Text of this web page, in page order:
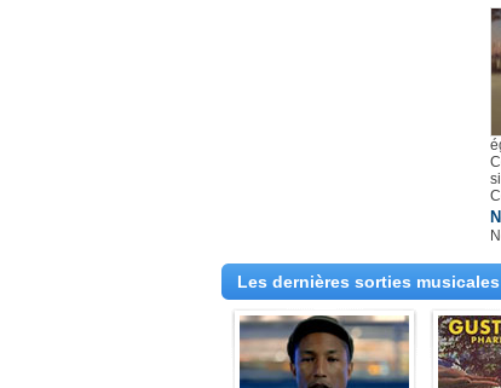
Les dernières sorties